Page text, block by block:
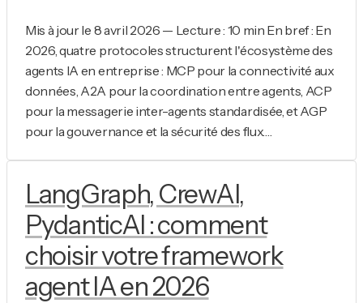
Mis à jour le 8 avril 2026 — Lecture : 10 min En bref : En
2026, quatre protocoles structurent l'écosystème des
agents IA en entreprise : MCP pour la connectivité aux
données, A2A pour la coordination entre agents, ACP
pour la messagerie inter-agents standardisée, et AGP
pour la gouvernance et la sécurité des flux.…
LangGraph, CrewAI,
PydanticAI : comment
choisir votre framework
agent IA en 2026